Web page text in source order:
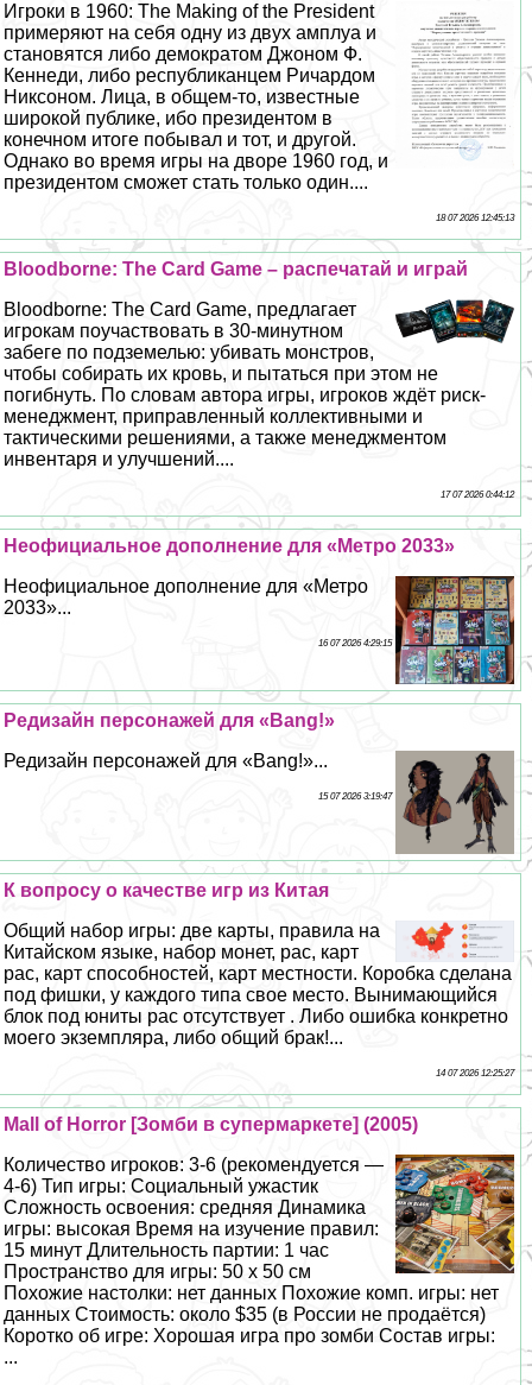
Игроки в 1960: The Making of the President
примеряют на себя одну из двух амплуа и
становятся либо демократом Джоном Ф.
Кеннеди, либо республиканцем Ричардом
Никсоном. Лица, в общем-то, известные
широкой публике, ибо президентом в
конечном итоге побывал и тот, и другой.
Однако во время игры на дворе 1960 год, и
президентом сможет стать только один....
18 07 2026 12:45:13
Bloodborne: The Card Game – распечатай и играй
Bloodborne: The Card Game, предлагает
игрокам поучаствовать в 30-минутном
забеге по подземелью: убивать монстров,
чтобы собирать их кровь, и пытаться при этом не
погибнуть. По словам автора игры, игроков ждёт риск-
менеджмент, приправленный коллективными и
тактическими решениями, а также менеджментом
инвентаря и улучшений....
17 07 2026 0:44:12
Неофициальное дополнение для «Метро 2033»
Неофициальное дополнение для «Метро
2033»...
16 07 2026 4:29:15
Редизайн персонажей для «Bang!»
Редизайн персонажей для «Bang!»...
15 07 2026 3:19:47
К вопросу о качестве игр из Китая
Общий набор игры: две карты, правила на
Китайском языке, набор монет, рас, карт
рас, карт способностей, карт местности. Коробка сделана
под фишки, у каждого типа свое место. Вынимающийся
блок под юниты рас отсутствует . Либо ошибка конкретно
моего экземпляра, либо общий бpaк!...
14 07 2026 12:25:27
Mall of Horror [Зомби в супермаркете] (2005)
Количество игроков: 3-6 (рекомендуется —
4-6) Тип игры: Социальный ужастик
Сложность освоения: средняя Динамика
игры: высокая Время на изучение правил:
15 минут Длительность партии: 1 час
Прострaнcтво для игры: 50 х 50 см
Похожие настолки: нет данных Похожие комп. игры: нет
данных Стоимость: около $35 (в России не продаётся)
Коротко об игре: Хорошая игра про зомби Состав игры:
...